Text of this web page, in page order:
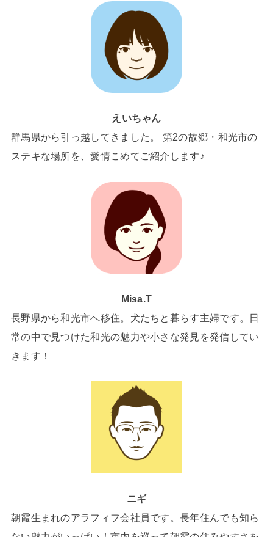
えいちゃん
群馬県から引っ越してきました。 第2の故郷・和光市の
ステキな場所を、愛情こめてご紹介します♪
Misa.T
長野県から和光市へ移住。犬たちと暮らす主婦です。日
常の中で見つけた和光の魅力や小さな発見を発信してい
きます！
ニギ
朝霞生まれのアラフィフ会社員です。長年住んでも知ら